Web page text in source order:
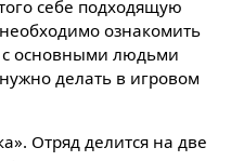
себе подходящую
ознакомить
с основными людьми
делать в игровом
Отряд делится на две